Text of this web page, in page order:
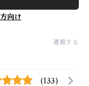
向け
通報する
(133)